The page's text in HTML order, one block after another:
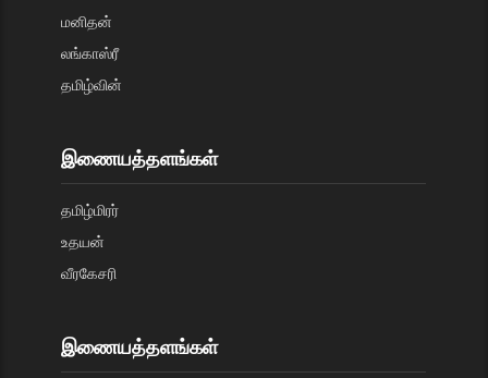
மனிதன்
லங்காஸ்ரீ
தமிழ்வின்
இணையத்தளங்கள்
தமிழ்மிரர்
உதயன்
வீரகேசரி
இணையத்தளங்கள்